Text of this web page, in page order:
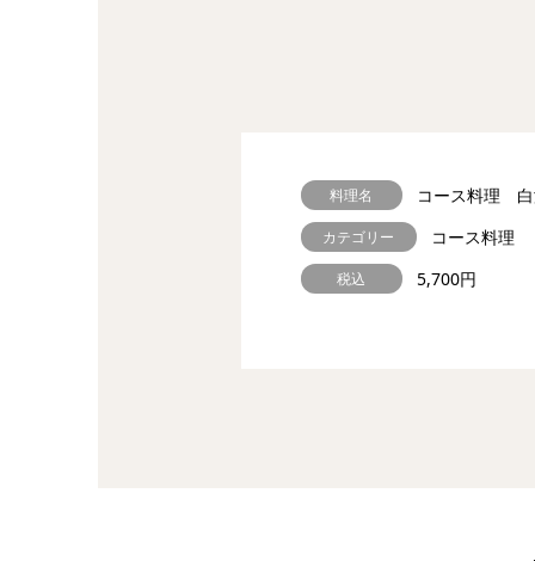
料理名 コース料理 白
カテゴリー コース料理
税込 5,700円